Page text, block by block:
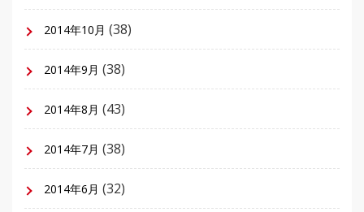
2014年10月 (38)
2014年9月 (38)
2014年8月 (43)
2014年7月 (38)
2014年6月 (32)